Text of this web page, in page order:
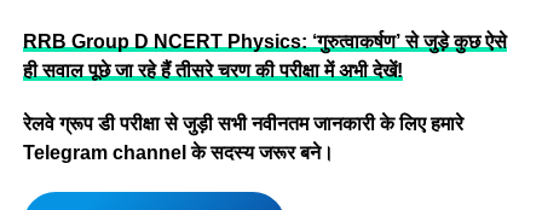
RRB Group D NCERT Physics: ‘गुरुत्वाकर्षण’ से जुड़े कुछ ऐसे
ही सवाल पूछे जा रहे हैं तीसरे चरण की परीक्षा में अभी देखें!
रेलवे ग्रूप डी परीक्षा से जुड़ी सभी नवीनतम जानकारी के लिए हमारे
Telegram channel के सदस्य जरूर बने।